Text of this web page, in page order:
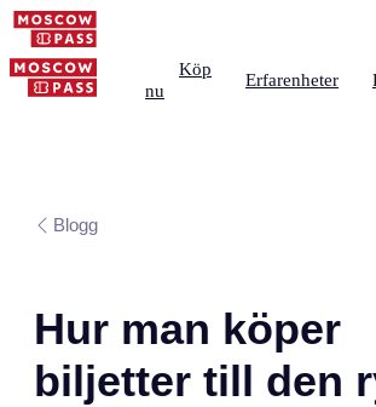
Köp
nu
Erfarenheter
Blogg
Hur man köper
biljetter till den